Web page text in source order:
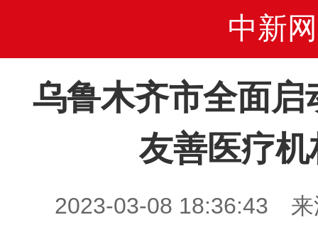
中新网
乌鲁木齐市全面启
友善医疗
2023-03-08 18:36:43 来